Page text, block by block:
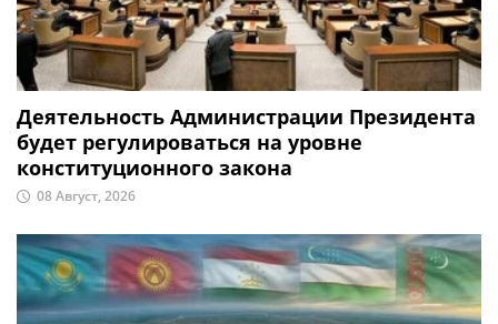
Деятельность Администрации Президента
будет регулироваться на уровне
конституционного закона
08 Август, 2026